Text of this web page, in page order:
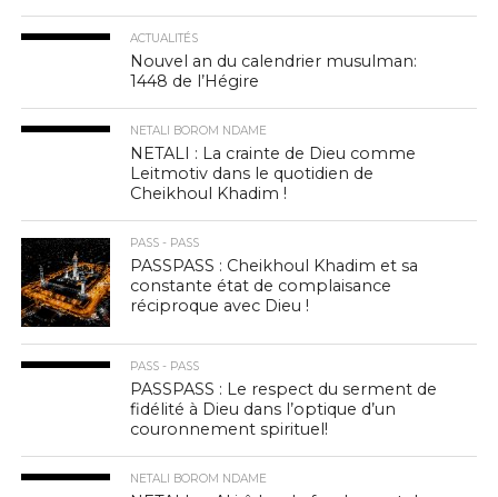
ACTUALITÉS
Nouvel an du calendrier musulman:
1448 de l’Hégire
NETALI BOROM NDAME
NETALI : La crainte de Dieu comme
Leitmotiv dans le quotidien de
Cheikhoul Khadim !
PASS - PASS
PASSPASS : Cheikhoul Khadim et sa
constante état de complaisance
réciproque avec Dieu !
PASS - PASS
PASSPASS : Le respect du serment de
fidélité à Dieu dans l’optique d’un
couronnement spirituel!
NETALI BOROM NDAME